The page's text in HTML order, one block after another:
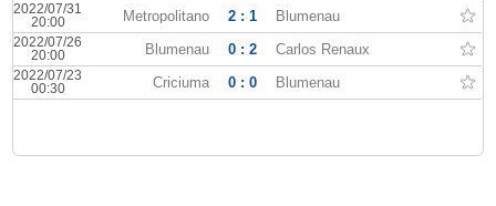
2022/07/31
20:00
Metropolitano 2 : 1 Blumenau
2022/07/26
20:00
Blumenau 0 : 2 Carlos Renaux
2022/07/23
00:30
Criciuma 0 : 0 Blumenau